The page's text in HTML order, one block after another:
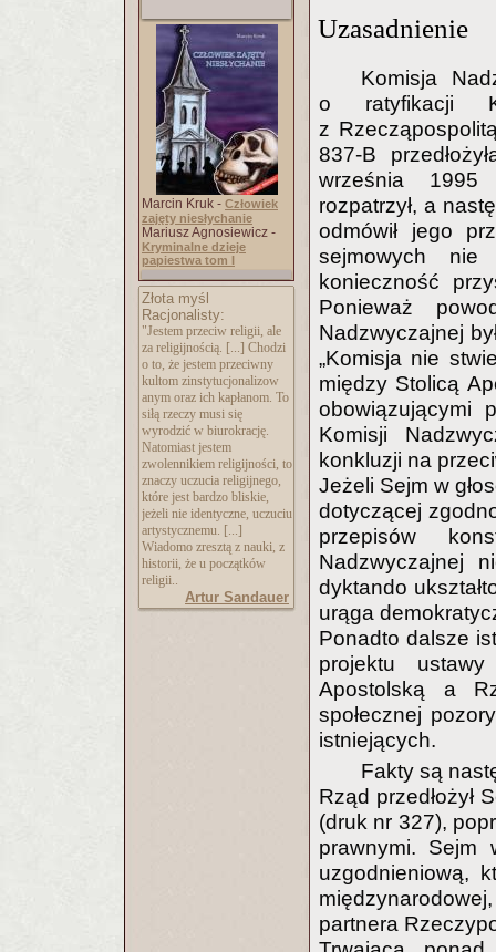
Marcin Kruk - Człowiek
zajęty niesłychanie
Mariusz Agnosiewicz -
Kryminalne dzieje
papiestwa tom I
Złota myśl
Racjonalisty:
"Jestem przeciw religii, ale
za religijnością. [...] Chodzi
o to, że jestem przeciwny
kultom zinstytucjonalizow
anym oraz ich kapłanom. To
siłą rzeczy musi się
wyrodzić w biurokrację.
Natomiast jestem
zwolennikiem religijności, to
znaczy uczucia religijnego,
które jest bardzo bliskie,
jeżeli nie identyczne, uczuciu
artystycznemu. [...]
Wiadomo zresztą z nauki, z
historii, że u początków
religii..
Artur Sandauer
Uzasadnienie
Komisja
o ratyfikacji
z
837-B
września 1995
rozpatrzył, a
odmówił jego
sejmowych nie
konieczność
Ponieważ
Nadzwyczajnej
„Komisja nie
między Stolicą
obowiązującymi
Komisji
konkluzji na
Jeżeli Sejm w
dotyczącej
przepisów
Nadzwyczajnej
dyktando
urąga
Ponadto dalsze
projektu
Apostolską a
społecznej
istniejących.
Fakty są
Rząd przedłożył
(druk nr 327),
prawnymi. Sejm
uzgodnieniową,
partnera